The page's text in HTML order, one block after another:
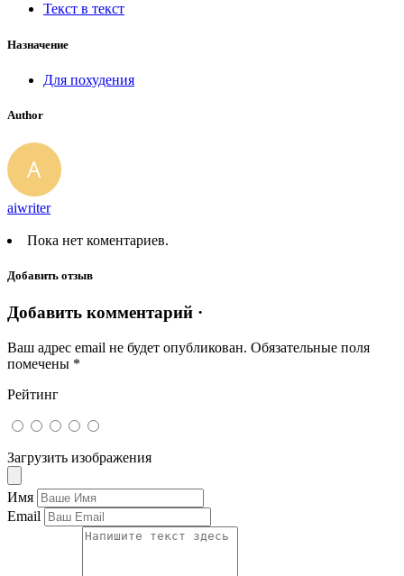
Текст в текст
Назначение
Для похудения
Author
aiwriter
Пока нет коментариев.
Добавить отзыв
Добавить комментарий ·
Ваш адрес email не будет опубликован. Обязательные поля
помечены *
Рейтинг
Загрузить изображения
Имя
Email